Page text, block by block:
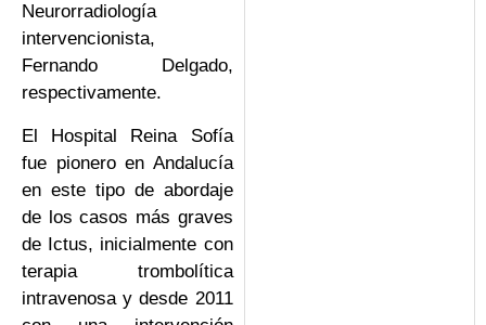
Neurorradiología
intervencionista,
Fernando Delgado,
respectivamente.
El Hospital Reina Sofía
fue pionero en Andalucía
en este tipo de abordaje
de los casos más graves
de Ictus, inicialmente con
terapia trombolítica
intravenosa y desde 2011